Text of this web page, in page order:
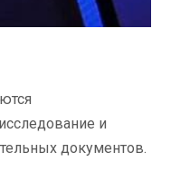
и
документов.